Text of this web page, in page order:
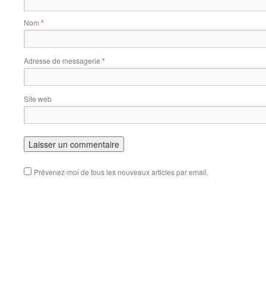
Nom *
Adresse de messagerie *
Site web
Prévenez-moi de tous les nouveaux articles par email.